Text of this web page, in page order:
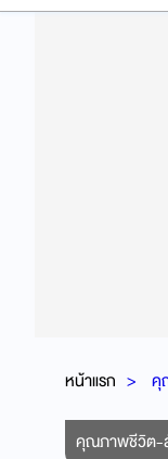
หน้าแรก คุ
คุณภาพชีวิต-